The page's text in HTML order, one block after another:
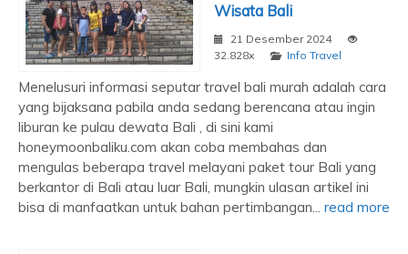
Wisata Bali
21 Desember 2024
32.828x
Info Travel
Menelusuri informasi seputar travel bali murah adalah cara
yang bijaksana pabila anda sedang berencana atau ingin
liburan ke pulau dewata Bali , di sini kami
honeymoonbaliku.com akan coba membahas dan
mengulas beberapa travel melayani paket tour Bali yang
berkantor di Bali atau luar Bali, mungkin ulasan artikel ini
bisa di manfaatkan untuk bahan pertimbangan... read more